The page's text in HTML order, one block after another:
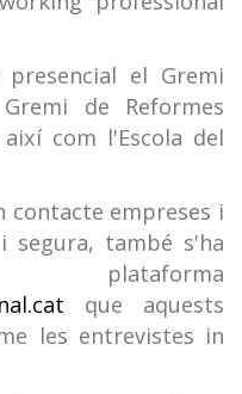
el Gremi
de Reformes
com l'Escola del
contacte empreses i
segura, també s'ha
que aquests
les entrevistes in